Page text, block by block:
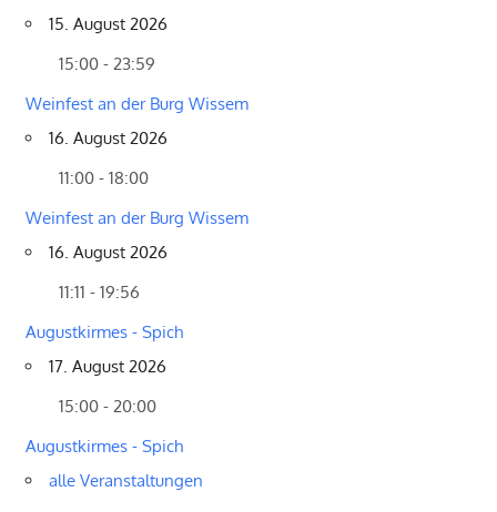
15. August 2026
15:00 - 23:59
Weinfest an der Burg Wissem
16. August 2026
11:00 - 18:00
Weinfest an der Burg Wissem
16. August 2026
11:11 - 19:56
Augustkirmes - Spich
17. August 2026
15:00 - 20:00
Augustkirmes - Spich
alle Veranstaltungen